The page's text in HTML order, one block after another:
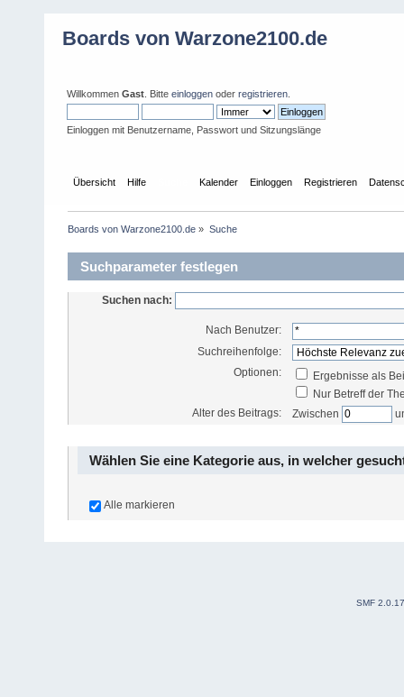
Boards von Warzone2100.de
Willkommen Gast . Bitte einloggen oder registrieren
Einloggen mit Benutzername, Passwort und Sitzungslänge
Übersicht Hilfe Kalender Einloggen Registrieren
Boards von Warzone2100.de » Suche
Suchparameter festlegen
Suchen nach:
Nach Benutzer:
Suchreihenfolge:
Optionen:
Ergebnisse als
Nur Betreff der
Alter des Beitrags:
Zwischen
Wählen Sie eine Kategorie aus, in welcher
Alle markieren
SMF 2.0.17